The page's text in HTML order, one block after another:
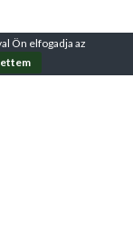
Ön elfogadja az